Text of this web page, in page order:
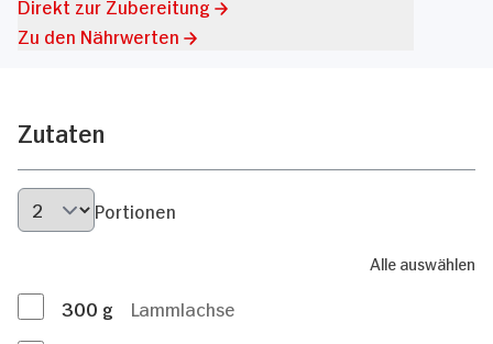
Direkt zur Zubereitung
Zu den Nährwerten
Zutaten
Portionen
Alle auswählen
300 g
Lammlachse